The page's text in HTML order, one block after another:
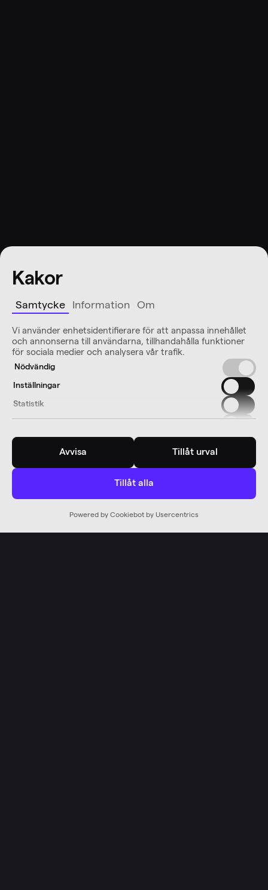
Kakor
Samtycke Information Om
Vi använder enhetsidentifierare för att anpassa innehållet
och annonserna till användarna, tillhandahålla funktioner
för sociala medier och analysera vår trafik.
Nödvändig
Inställningar
Statistik
Avvisa Tillåt urval
Tillåt alla
Powered by Cookiebot by Usercentrics